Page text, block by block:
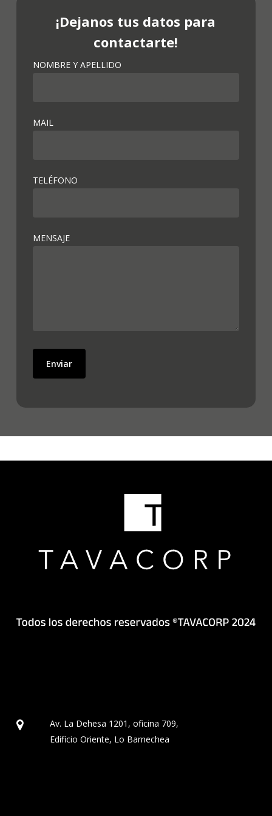
¡Dejanos tus datos para
contactarte!
NOMBRE Y APELLIDO
MAIL
TELÉFONO
MENSAJE
Av. La Dehesa 1201, oficina 709,
Edificio Oriente, Lo Barnechea